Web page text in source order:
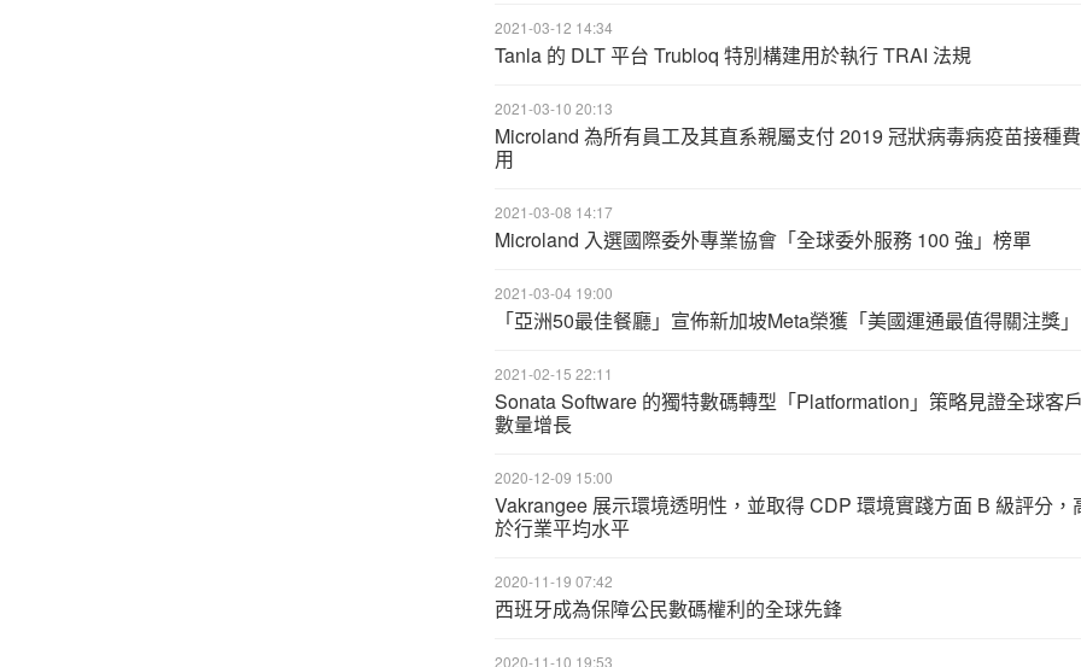
2021-03-12 14:34
Tanla 的 DLT 平台 Trubloq 特別構建用於執行 TRAI 法規
2021-03-10 20:13
Microland 為所有員工及其直系親屬支付 2019 冠狀病毒病疫苗接種費
用
2021-03-08 14:17
Microland 入選國際委外專業協會「全球委外服務 100 強」榜單
2021-03-04 19:00
「亞洲50最佳餐廳」宣佈新加坡Meta榮獲「美國運通最值得關注獎」
2021-02-15 22:11
Sonata Software 的獨特數碼轉型「Platformation」策略見證全球客
數量增長
2020-12-09 15:00
Vakrangee 展示環境透明性，並取得 CDP 環境實踐方面 B 級評分，
於行業平均水平
2020-11-19 07:42
西班牙成為保障公民數碼權利的全球先鋒
2020-11-10 19:53